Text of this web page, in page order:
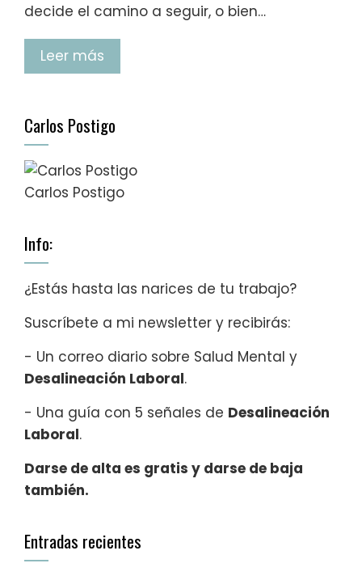
decide el camino a seguir, o bien…
Leer más
Carlos Postigo
Carlos Postigo
Info:
¿Estás hasta las narices de tu trabajo?
Suscríbete a mi newsletter y recibirás:
- Un correo diario sobre Salud Mental y
Desalineación Laboral.
- Una guía con 5 señales de Desalineación
Laboral.
Darse de alta es gratis y darse de baja
también.
Entradas recientes